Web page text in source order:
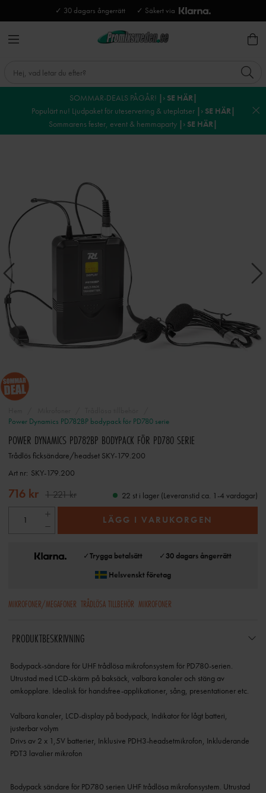
✓ 30 dagars ångerrätt ✓ Säkert via
SOMMAR-DEALS PÅGÅR! |› SE HÄR|
Populärt nu! Ljudpaket för uteservering & uteplatser |› SE HÄR|
Sommarens fester, event & hemmaparty |› SE HÄR|
Power Dynamics PD782BP bodypack för PD780 serie
POWER DYNAMICS PD782BP BODYPACK FÖR PD780 SERIE
Trådlös ficksändare/headset SKY-179.200
Art nr: SKY-179.200
716 kr 1 221 kr 22 st i lager (Leveranstid ca. 1-4 vardagar)
LÄGG I VARUKORGEN
✓Trygga betalsätt ✓30 dagars ångerrätt
Helsvenskt företag
MIKROFONER/MEGAFONER TRÅDLÖSA TILLBEHÖR MIKROFONER
PRODUKTBESKRIVNING
Bodypack-sändare för UHF trådlösa mikrofonsystem för PD780-serien.
Utrustad med LCD-skärm på baksäck, valbara kanaler och stäng av
omkopplare. Idealisk för handsfree-applikationer, sång, presentationer etc.
Valbara kanaler, LCD-display på bodypack, Indikator för lågt batteri,
justerbar volym
Drivs av 2 x 1,5V batterier, Inklusive PDH3-headsetmikrofon, Inkluderande
PDT3 lavalier mikrofon
Bodypack sändare för PD780 serien UHF trådlösa mikrofonsystem. Utrustad